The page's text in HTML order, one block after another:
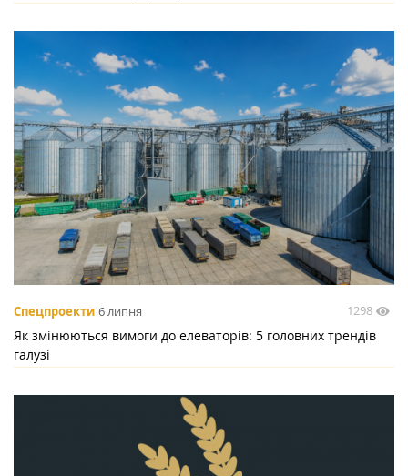
Спецпроекти 6 липня 1298
Як змінюються вимоги до елеваторів: 5 головних трендів
галузі